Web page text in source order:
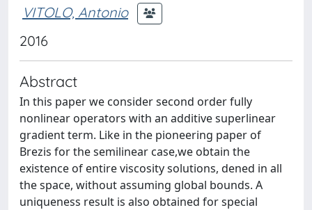
VITOLO, Antonio
2016
Abstract
In this paper we consider second order fully
nonlinear operators with an additive superlinear
gradient term. Like in the pioneering paper of
Brezis for the semilinear case,we obtain the
existence of entire viscosity solutions, dened in all
the space, without assuming global bounds. A
uniqueness result is also obtained for special